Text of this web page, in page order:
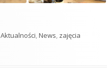
Tagi
Aktualności,News, zajęcia